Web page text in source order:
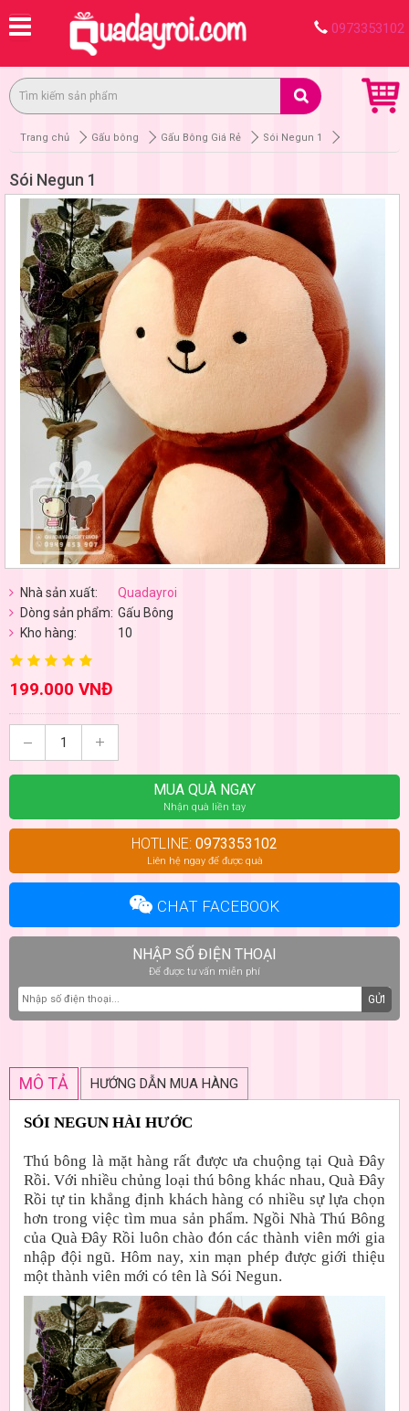
0973353102
Trang chủ Gấu bông Gấu Bông Giá Rẻ Sói Negun 1
Sói Negun 1
Nhà sản xuất:
Quadayroi
Dòng sản phẩm: Gấu Bông
Kho hàng:
10
199.000 VNĐ
MUA QUÀ NGAY
Nhận quà liền tay
HOTLINE: 0973353102
Liên hệ ngay để được quà
CHAT FACEBOOK
NHẬP SỐ ĐIỆN THOẠI
Để được tư vấn miễn phí
GỬI
MÔ TẢ HƯỚNG DẪN MUA HÀNG
SÓI NEGUN HÀI HƯỚC
Thú bông là mặt hàng rất được ưa chuộng tại Quà Đây
Rồi. Với nhiều chủng loại thú bông khác nhau, Quà Đây
Rồi tự tin khẳng định khách hàng có nhiều sự lựa chọn
hơn trong việc tìm mua sản phẩm. Ngồi Nhà Thú Bông
của Quà Đây Rồi luôn chào đón các thành viên mới gia
nhập đội ngũ. Hôm nay, xin mạn phép được giới thiệu
một thành viên mới có tên là Sói Negun.